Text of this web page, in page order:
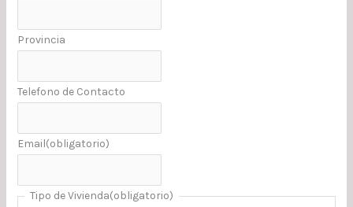
Provincia
Telefono de Contacto
Email(obligatorio)
Tipo de Vivienda(obligatorio)